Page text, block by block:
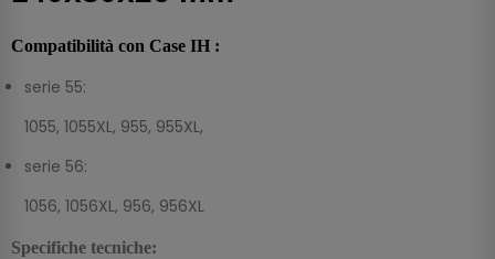
Compatibilità con Case IH :
serie 55:
1055, 1055XL, 955, 955XL,
serie 56:
1056, 1056XL, 956, 956XL
Specifiche tecniche: